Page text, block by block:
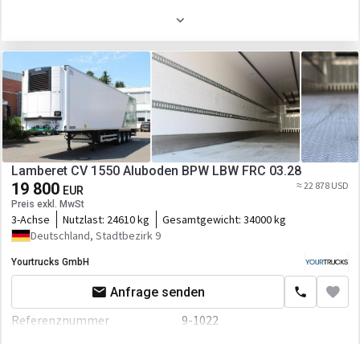
Palettenzahl
33
01.09.2013
Farbe
Weiß
Fahrgestell/Federung
Federung
ABS
EBS
Aufbau
Laderaum-Länge
11258 mm
Laderaum-Breite
Laderaum-Höhe
2450 mm
Lamberet CV 1550 Aluboden BPW LBW FRC 03.28
19 800 EUR
Preis exkl. MwSt
≈ 22 878 USD
3-Achse Nutzlast: 24610 kg Gesamtgewicht: 34000 kg
Deutschland, Stadtbezirk 9
Yourtrucks GmbH
Anfrage senden
Referenznummer
9-1022